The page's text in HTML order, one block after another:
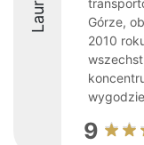
Górze,
2010
9